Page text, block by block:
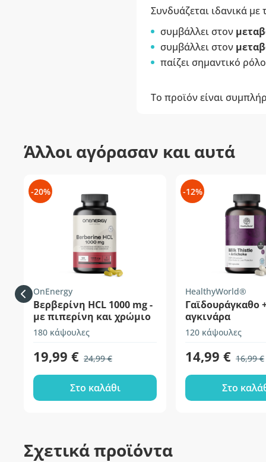
Συνδυάζεται ιδανικά με
συμβάλλει στον
συμβάλλει στον
παίζει σημαντικό
Το προϊόν είναι
Άλλοι αγόρασαν και αυτά
-20%
OnEnergy
Βερβερίνη HCL 1000 mg -
με πιπερίνη και χρώμιο
180 κάψουλες
19,99 € 24,99 €
Στο καλάθι
-12%
HealthyWorld®
Γαϊδουράγκαθο
αγκινάρα
120 κάψουλες
14,99 € 16,99 €
Στο
Σχετικά προϊόντα